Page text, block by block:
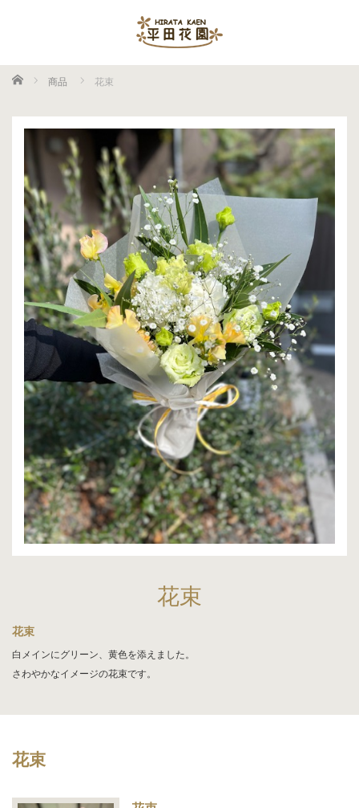
ホーム 商品 花束
花束
花束
白メインにグリーン、黄色を添えました。
さわやかなイメージの花束です。
花束